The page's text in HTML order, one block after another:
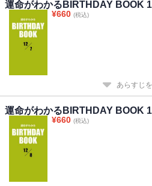
運命がわかるBIRTHDAY BOOK
¥660 (税込)
あらすじ
運命がわかるBIRTHDAY BOOK
¥660 (税込)